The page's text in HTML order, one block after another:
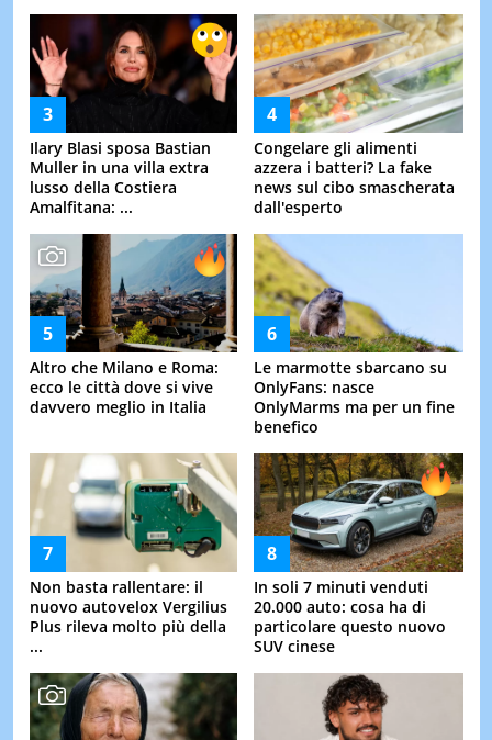
Ilary Blasi sposa Bastian
Muller in una villa extra
lusso della Costiera
Amalfitana: ...
Congelare gli alimenti
azzera i batteri? La fake
news sul cibo smascherata
dall'esperto
Altro che Milano e Roma:
ecco le città dove si vive
davvero meglio in Italia
Le marmotte sbarcano su
OnlyFans: nasce
OnlyMarms ma per un fine
benefico
Non basta rallentare: il
nuovo autovelox Vergilius
Plus rileva molto più della
...
In soli 7 minuti venduti
20.000 auto: cosa ha di
particolare questo nuovo
SUV cinese